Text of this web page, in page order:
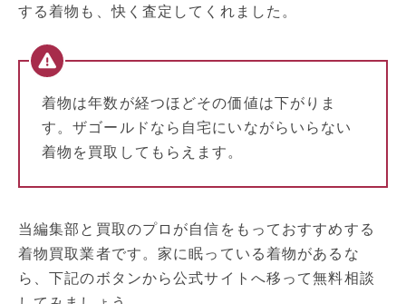
する着物も、快く査定してくれました。
着物は年数が経つほどその価値は下がりま
す。ザゴールドなら自宅にいながらいらない
着物を買取してもらえます。
当編集部と買取のプロが自信をもっておすすめする
着物買取業者です。家に眠っている着物があるな
ら、下記のボタンから公式サイトへ移って無料相談